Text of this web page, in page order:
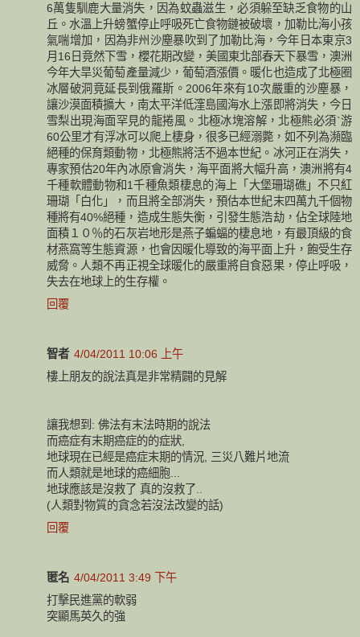
6萬隻馴鹿大量消失，因為蚊蟲滋生，必須躲至缺乏食物的山
丘。水溫上升螃蟹停止呼吸死亡食物鏈被破壞，加勒比海小孩
氣喘增加，因為非州沙塵暴吹到了加勒比海，今年日本東京3
月16日竟然下雪，櫻花期改變，美國東北部春天下暴雪，澳洲
今年大旱災葡萄產量減少，葡萄酒漲價。暖化也造成了北極圈
冰層破洞竟延長到俄羅斯。2006年來有10次嚴重的沙塵暴，
讓沙漠面積擴大，南太平洋低漥島國海水上漲即將消失，今日
雪梨出現海面罕見的龍捲風。北極冰塊溶解，北極熊必須`游
60公里才有浮冰可以爬上棲身，很多已經溺斃，如不列為瀕臨
絕種的保育類動物，北極熊將活不過本世紀。冰河正在消失，
專家預估20年內冰原會消失，海平面將大幅升高，澳洲將有4
千種軟體動物和1千種魚類棲息的海上「大堡珊瑚礁」不只紅
珊瑚「白化」，而且將全部消失，預估本世紀末四萬九千個物
種將有40%絕種，造成生態失衡，引發生態浩劫，佔全球陸地
面積１０％的石灰岩地形是燕子蝙蝠的棲息地，有最頂級的食
材燕窩等生態資源，也會因暖化導致的海平面上升，飽受生存
威脅。人類不再正視全球暖化的嚴重將自食惡果，停止呼吸，
失去在地球上的生存權。
回覆
智者 4/04/2011 10:06 上午
樓上朋友的說法真是非常精闢的見解
讓我想到: 佛法有末法時期的說法
而癌症有末期癌症的的症狀,
地球現在已經是癌症末期的情況, 三災八難片地流
而人類就是地球的癌細胞...
地球應該是沒救了 真的沒救了..
(人類對物質的貪念若沒法改變的話)
回覆
匿名 4/04/2011 3:49 下午
打擊民進黨的軟弱
突顯馬英久的強